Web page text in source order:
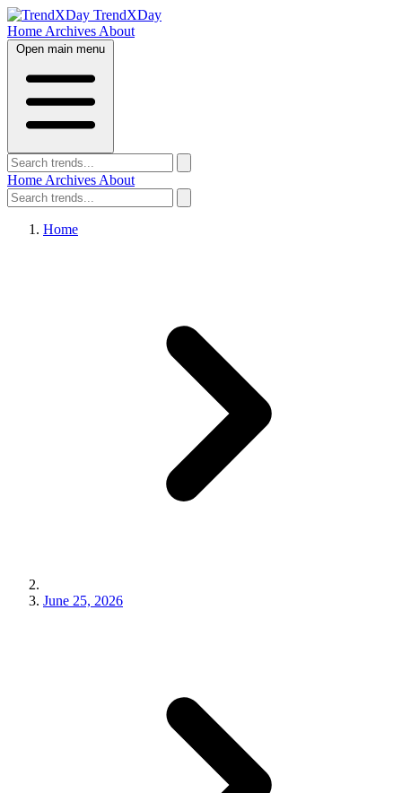
TrendXDay
Home Archives About
Open main menu
Home Archives About
Home
June 25, 2026